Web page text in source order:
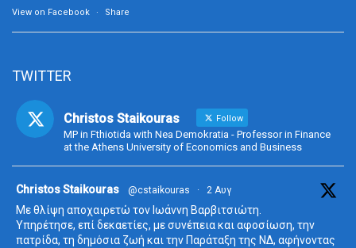
View on Facebook · Share
TWITTER
Christos Staikouras Follow
MP in Fthiotida with Nea Demokratia - Professor in Finance
at the Athens University of Economics and Business
Christos Staikouras @cstaikouras · 2 Αυγ
Με θλίψη αποχαιρετώ τον Ιωάννη Βαρβιτσιώτη.
Υπηρέτησε, επί δεκαετίες, με συνέπεια και αφοσίωση, την
πατρίδα, τη δημόσια ζωή και την Παράταξη της ΝΔ, αφήνοντας